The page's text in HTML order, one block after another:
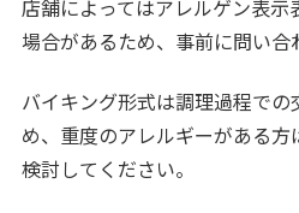
店舗によってはアレルゲン表示
場合があるため、事前に問い合
バイキング形式は調理過程で
め、重度のアレルギーがある
検討してください。